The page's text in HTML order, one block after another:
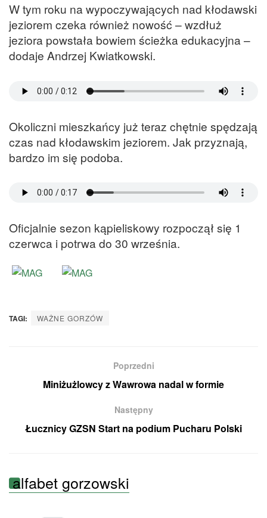
W tym roku na wypoczywających nad kłodawski
jeziorem czeka również nowość – wzdłuż
jeziora powstała bowiem ścieżka edukacyjna –
dodaje Andrzej Kwiatkowski.
Okoliczni mieszkańcy już teraz chętnie spędzają
czas nad kłodawskim jeziorem. Jak przyznają,
bardzo im się podoba.
Oficjalnie sezon kąpieliskowy rozpoczął się 1
czerwca i potrwa do 30 września.
TAGI: WAŻNE GORZÓW
Poprzedni
Miniżużlowcy z Wawrowa nadal w formie
Następny
Łucznicy GZSN Start na podium Pucharu Polski
alfabet gorzowski